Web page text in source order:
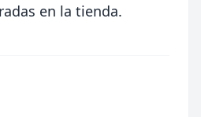
en la tienda.